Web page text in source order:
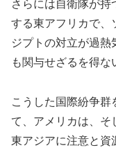
さらには自衛隊が持
する東アフリカで、
ジプトの対立が過熱
も関与せざるを得な
こうした国際紛争群
て、アメリカは、そ
東アジアに注意と資